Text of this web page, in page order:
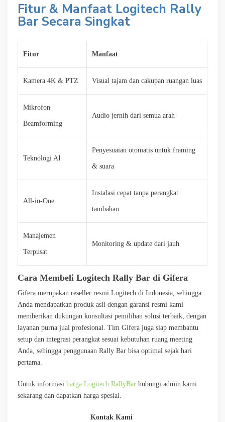
Fitur & Manfaat Logitech Rally
Bar Secara Singkat
Fitur Manfaat
Kamera 4K & PTZ Visual tajam dan cakupan ruangan luas
Mikrofon
Beamforming
Audio jernih dari semua arah
Teknologi AI
Penyesuaian otomatis untuk framing
& suara
All-in-One
Instalasi cepat tanpa perangkat
tambahan
Manajemen
Terpusat
Monitoring & update dari jauh
Cara Membeli Logitech Rally Bar di Gifera
Gifera merupakan reseller resmi Logitech di Indonesia, sehingga
Anda mendapatkan produk asli dengan garansi resmi kami
memberikan dukungan konsultasi pemilihan solusi terbaik, dengan
layanan purna jual profesional. Tim Gifera juga siap membantu
setup dan integrasi perangkat sesuai kebutuhan ruang meeting
Anda, sehingga penggunaan Rally Bar bisa optimal sejak hari
pertama.
Untuk informasi harga Logitech RallyBar hubungi admin kami
sekarang dan dapatkan harga spesial.
Kontak Kami